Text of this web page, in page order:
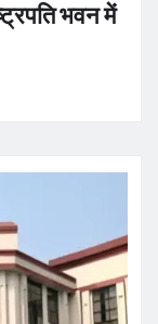
भवन में